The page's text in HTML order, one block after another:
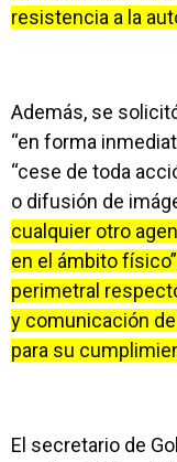
resistencia a la
Además, se
“en forma
“cese de toda
o difusión de
cualquier otro
en el ámbito
perimetral
y comunicación de
para su
El secretario de